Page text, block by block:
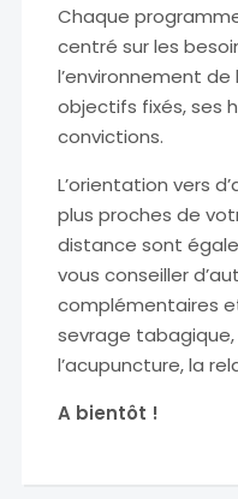
Chaque
centré sur les
l’environnement
objectifs fixés, ses
convictions.
L’orientation vers
plus proches de
distance sont
vous conseiller
complémentaires
sevrage tabagique,
l’acupuncture, la
A bientôt !